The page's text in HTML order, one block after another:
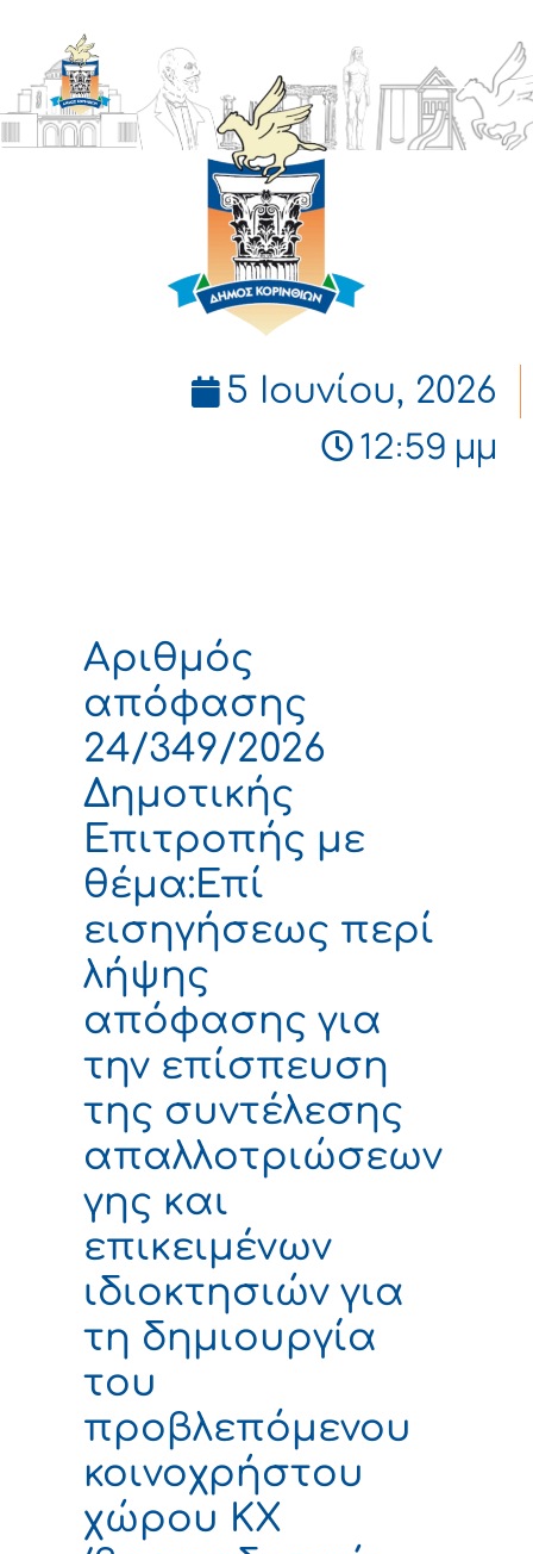
ΔΗΜΟΣ
ΚΟΡΙΝΘΙΩΝ
5 Ιουνίου, 2026
12:59 μμ
Αριθμός
απόφασης
24/349/2026
Δημοτικής
Επιτροπής με
θέμα:Επί
εισηγήσεως περί
λήψης
απόφασης για
την επίσπευση
της συντέλεσης
απαλλοτριώσεων
γης και
επικειμένων
ιδιοκτησιών για
τη δημιουργία
του
προβλεπόμενου
κοινοχρήστου
χώρου ΚΧ